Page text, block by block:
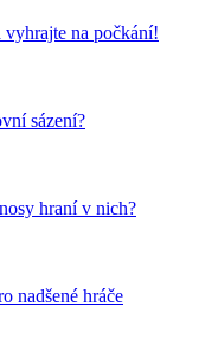
na počkání!
sázení?
hraní v nich?
nadšené hráče